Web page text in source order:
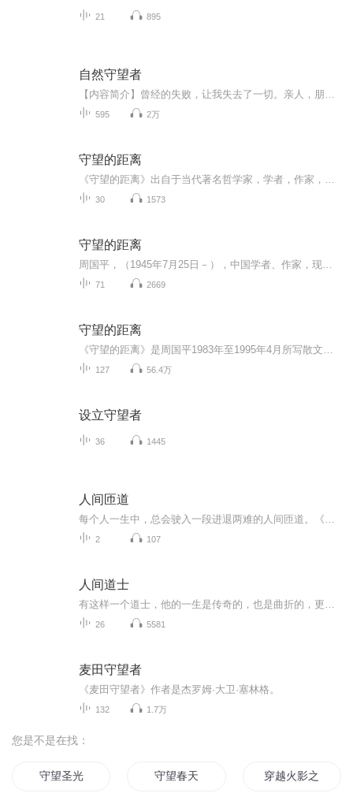
21 895
自然守望者
595 2万
守望的距离
30 1573
守望的距离
71 2669
守望的距离
127 56.4万
设立守望者
36 1445
人间匝道
2 107
人间道士
26 5581
麦田守望者
《麦田守望者》作者是杰罗姆·大卫·塞林格。
132 1.7万
您是不是在找：
守望圣光 守望春天 穿越火影之月光